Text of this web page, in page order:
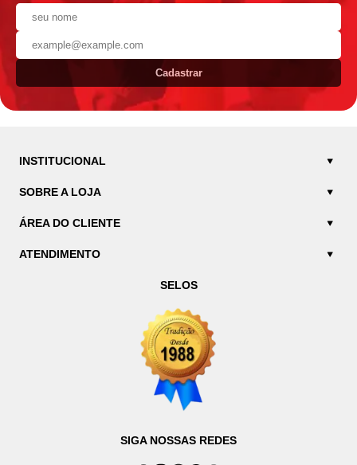
Cadastrar
INSTITUCIONAL
SOBRE A LOJA
ÁREA DO CLIENTE
ATENDIMENTO
SELOS
SIGA NOSSAS REDES